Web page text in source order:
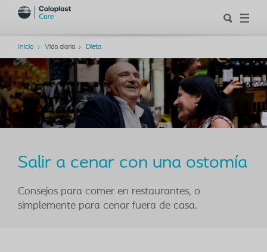
Inicio Vida diaria Dieta
Salir a cenar con una ostomía
Consejos para comer en restaurantes, o
simplemente para cenar fuera de casa.